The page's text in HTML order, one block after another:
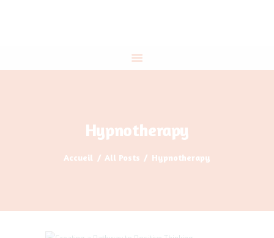
Hypnotherapy
Accueil All Posts Hypnotherapy
PROGRAMME DIRIGEANTS